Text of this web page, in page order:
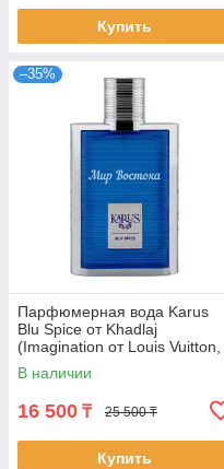
Купить
–35%
Парфюмерная вода Karus
Blu Spice от Khadlaj
(Imagination от Louis Vuitton,
100 мл)
В наличии
16 500 ₸ 25 500 ₸
Купить